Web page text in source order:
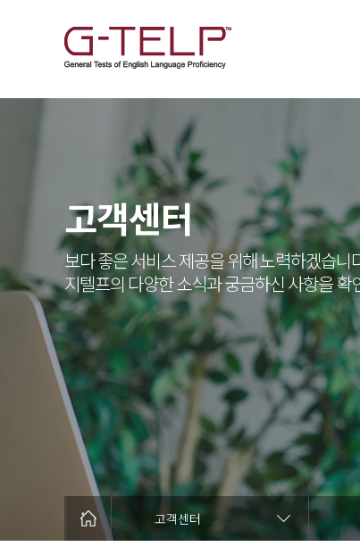
고객센터
보다 좋은 서비스 제공을 위해 노력하겠습니
지텔프의 다양한 소식과 궁금하신 사항을 확
고객센터